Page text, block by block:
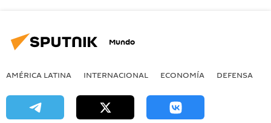
Mundo
AMÉRICA LATINA INTERNACIONAL ECONOMÍA DEFENSA